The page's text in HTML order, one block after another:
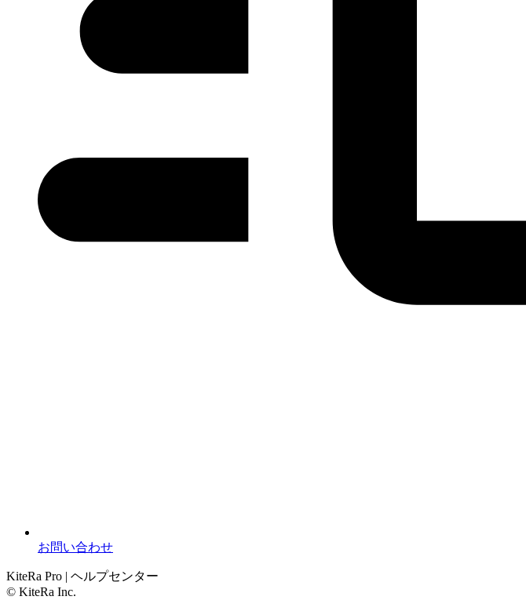
お問い合わせ
KiteRa Pro | ヘルプセンター
© KiteRa Inc.